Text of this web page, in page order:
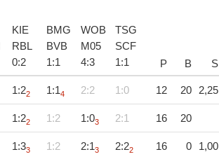
KIE
RBL
0:2
BMG
BVB
1:1
WOB
M05
4:3
TSG
SCF
1:1 P B S
1:22 1:14 2:2 1:0 12 20 2,25
1:22 1:2 1:03 2:1 16 20
1:33 1:2 2:13 2:22 16 0 1,00